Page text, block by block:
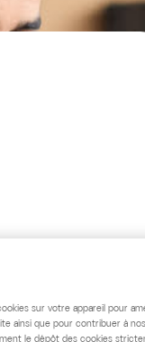
sur votre appareil pour
ainsi que pour contribuer à
le dépôt des cookies